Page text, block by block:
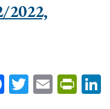
2022,
Fa T E Pr